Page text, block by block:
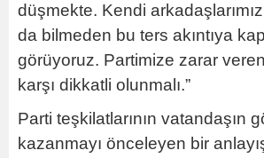
düşmekte. Kendi
da bilmeden bu ters akıntıya
görüyoruz. Partimize zarar
karşı dikkatli olunmalı.”
Parti teşkilatlarının vatandaşın
kazanmayı önceleyen bir